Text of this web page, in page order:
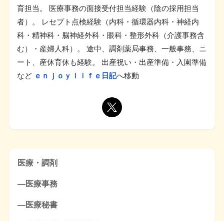
育担当。 医療事務の面接受付担当経験（陰の採用担当
者）。 レセプト点検経験（内科・循環器内科・神経内
科・精神科・脳神経外科・眼科・整形外科（介護事務含
む）・産婦人科）。 途中、調剤薬局事務、一般事務、ニ
ート、産休育休も経験。 出産祝い・出産準備・入園準備
など ｅｎｊｏｙｌｉｆｅ日記へ移動
医療・調剤
―医療事務
―医療秘書